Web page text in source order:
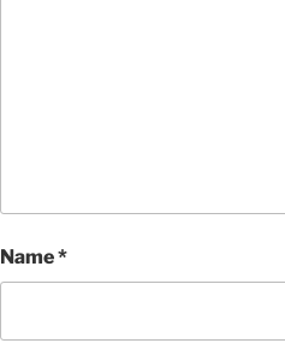
Name*